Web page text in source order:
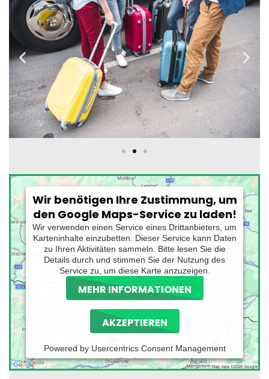
Wir benötigen Ihre Zustimmung, um
den Google Maps-Service zu laden!
Wir verwenden einen Service eines Drittanbieters, um
Karteninhalte einzubetten. Dieser Service kann Daten
zu Ihren Aktivitäten sammeln. Bitte lesen Sie die
Details durch und stimmen Sie der Nutzung des
Service zu, um diese Karte anzuzeigen.
MEHR INFORMATIONEN
AKZEPTIEREN
Powered by Usercentrics Consent Management
Platform